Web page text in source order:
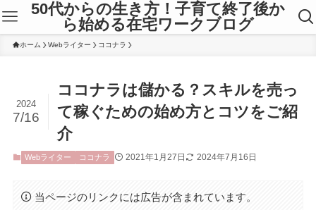
50代からの生き方！子育て終了後か
ら始める在宅ワークブログ
ホーム Webライター ココナラ
ココナラは儲かる？スキルを売っ
て稼ぐための始め方とコツをご紹
介
2024
7/16
Webライター ココナラ 2021年1月27日 2024年7月16日
当ページのリンクには広告が含まれています。